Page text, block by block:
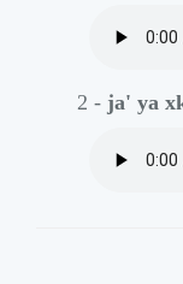
2 - ja' ya